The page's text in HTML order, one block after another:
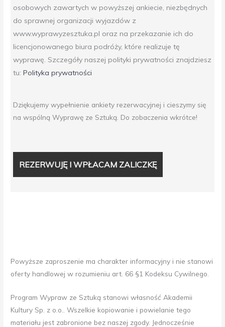
osobowych zawartych w powyższej ankiecie, niezbędnych
do sprawnej organizacji wyjazdów z
www.wyprawyzesztuka.pl oraz na przekazanie ich do
licencjonowanego biura podróży, które realizuje tę
wyprawę. Szczegóły naszej polityki prywatności znajdziesz
tu:Polityka prywatności
Dziękujemy wypełnienie ankiety rezerwacyjnej i cieszymy się
na wspólną Wyprawę ze Sztuką. Do zobaczenia wkrótce!
Powyższe zaproszenie ma charakter informacyjny i nie stanowi
oferty handlowej w rozumieniu art. 66 §1 Kodeksu Cywilnego.
Program Wypraw ze Sztuką stanowi własność Akademii
Kultury Sp. z o.o.. Wszelkie kopiowanie i powielanie tego
materiału jest zabronione bez naszej zgody. Jednocześnie